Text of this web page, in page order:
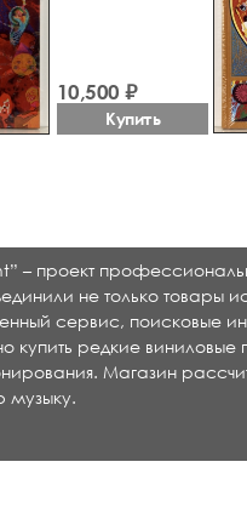
10,500 ₽
Купить
– проект
не только товары
сервис, поисковые
редкие виниловые
Магазин
музыку.